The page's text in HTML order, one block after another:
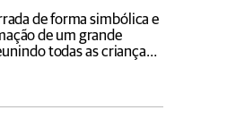
de forma simbólica e
de um grande
todas as crianças,
às diferenças e da